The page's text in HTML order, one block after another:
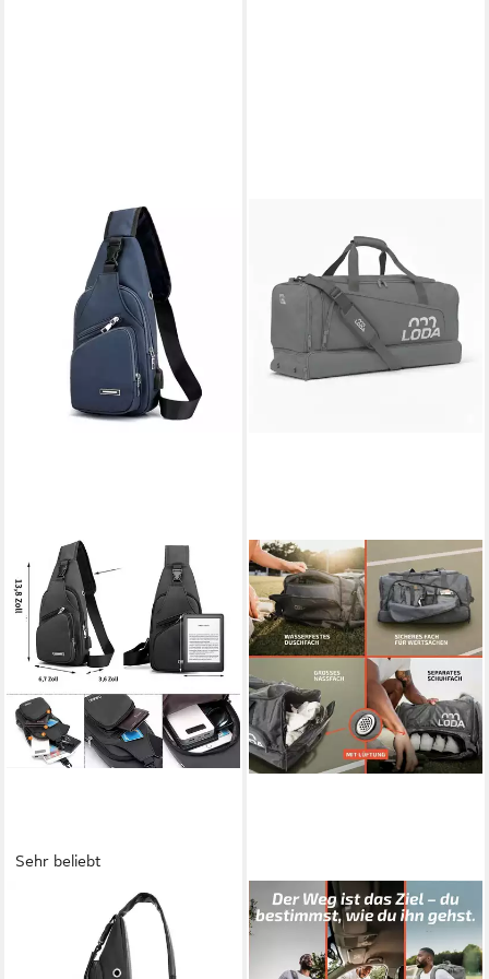
Sehr beliebt
Umhängetasche Universelle
wasserdichte Umhängetasche
LODA SPORTS
Sporttasche team 68L -
Trainingstasche mit